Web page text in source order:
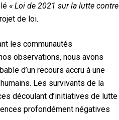
« Loi de 2021 sur la lutte contre
de loi.
les communautés
observations, nous avons
d’un recours accru à une
Les survivants de la
découlant d’initiatives de lutte
profondémentnégatives